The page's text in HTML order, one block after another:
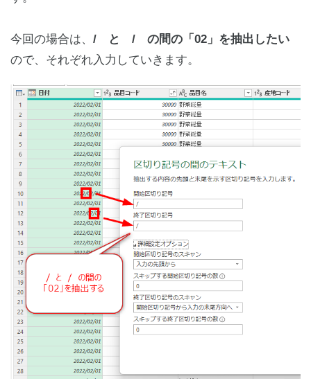
今回の場合は、 / と / の間の「02」を抽出したい
ので、それぞれ入力していきます。